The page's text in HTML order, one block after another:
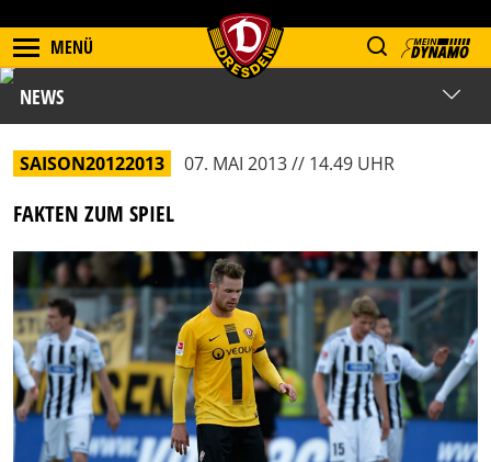
MENÜ
NEWS
SAISON20122013 07. MAI 2013 // 14.49 UHR
FAKTEN ZUM SPIEL